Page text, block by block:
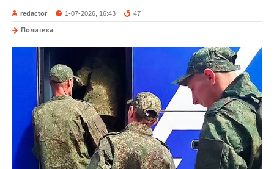
redactor 1-07-2026, 16:43 47
Политика